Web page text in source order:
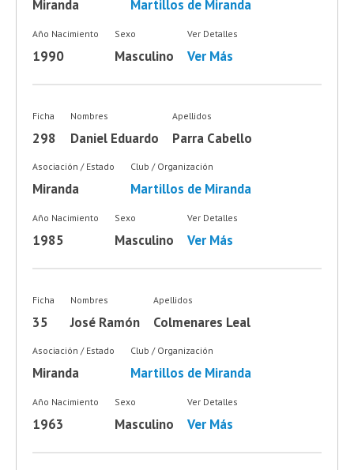
Miranda Martillos de Miranda
Año Nacimiento
1990
Sexo
Masculino
Ver Detalles
Ver Más
Ficha
298
Nombres
Daniel Eduardo
Apellidos
Parra Cabello
Asociación / Estado
Miranda
Club / Organización
Martillos de Miranda
Año Nacimiento
1985
Sexo
Masculino
Ver Detalles
Ver Más
Ficha
35
Nombres
José Ramón
Apellidos
Colmenares Leal
Asociación / Estado
Miranda
Club / Organización
Martillos de Miranda
Año Nacimiento
1963
Sexo
Masculino
Ver Detalles
Ver Más